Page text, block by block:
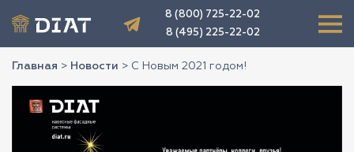
8 (800) 725-22-02
8 (495) 225-22-02
Главная > Новости > С Новым 2021 годом!